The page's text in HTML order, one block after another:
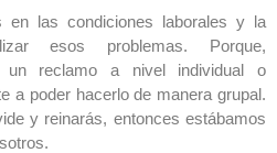
en las condiciones laborales y la
esos problemas. Porque,
un reclamo a nivel individual o
a poder hacerlo de manera grupal.
y reinarás, entonces estábamos